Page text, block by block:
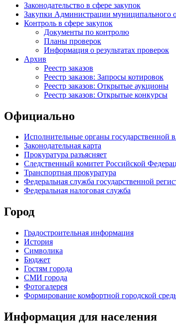
Законодательство в сфере закупок
Закупки Администрации муниципального
Контроль в сфере закупок
Документы по контролю
Планы проверок
Информация о результатах проверок
Архив
Реестр заказов
Реестр заказов: Запросы котировок
Реестр заказов: Открытые аукционы
Реестр заказов: Открытые конкурсы
Официально
Исполнительные органы государственной
Законодательная карта
Прокуратура разъясняет
Следственный комитет Российской
Транспортная прокуратура
Федеральная служба государственной
Федеральная налоговая служба
Город
Градостроительная информация
История
Символика
Бюджет
Гостям города
СМИ города
Фотогалерея
Формирование комфортной городской
Информация для населения